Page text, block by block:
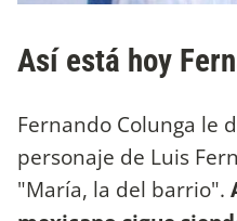
Así está hoy
Fernando Colunga le
personaje de Luis
"María, la del barrio".